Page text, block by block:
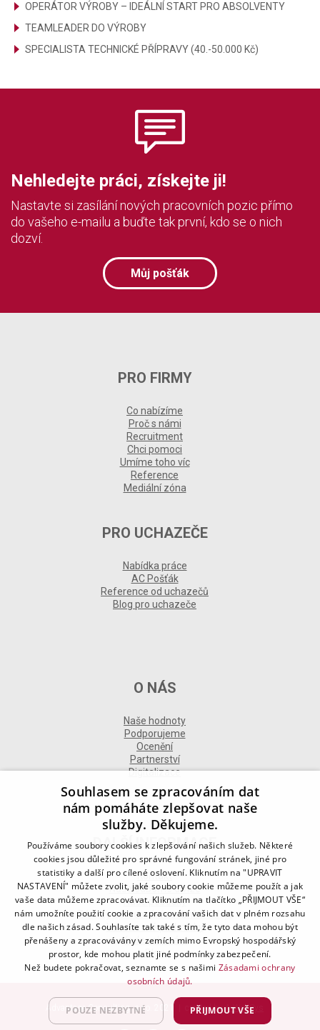
OPERÁTOR VÝROBY – IDEÁLNÍ START PRO ABSOLVENTY
TEAMLEADER DO VÝROBY
SPECIALISTA TECHNICKÉ PŘÍPRAVY (40.-50.000 Kč)
Nehledejte práci, získejte ji!
Nastavte si zasílání nových pracovních pozic přímo
do vašeho e-mailu a buďte tak první, kdo se o nich
dozví.
Můj pošťák
PRO FIRMY
Co nabízíme
Proč s námi
Recruitment
Chci pomoci
Umíme toho víc
Reference
Mediální zóna
PRO UCHAZEČE
Nabídka práce
AC Pošťák
Reference od uchazečů
Blog pro uchazeče
O NÁS
Naše hodnoty
Podporujeme
Ocenění
Partnerství
Digitalizace
DALŠÍ INFORMACE
Kontakt
Naše odborné divize
Naše pobočky
Zásady zpracování osobních údajů
Všeobecné podmínky
Kodex chování
Blog
Advantage Consulting, s.r.o. 2021 | created byA-WebSys
Souhlasem se zpracováním dat
nám pomáháte zlepšovat naše
služby. Děkujeme.
Používáme soubory cookies k zlepšování našich služeb. Některé
cookies jsou důležité pro správné fungování stránek, jiné pro
statistiky a další pro cílené oslovení. Kliknutím na "UPRAVIT
NASTAVENÍ" můžete zvolit, jaké soubory cookie můžeme použít a jak
vaše data můžeme zpracovávat. Kliknutím na tlačítko „PŘIJMOUT VŠE“
nám umožníte použití cookie a zpracování vašich dat v plném rozsahu
dle našich zásad. Souhlasíte tak také s tím, že tyto data mohou být
přenášeny a zpracovávány v zemích mimo Evropský hospodářský
prostor, kde mohou platit jiné podmínky zabezpečení.
Než budete pokračovat, seznamte se s našimi Zásadami ochrany
osobních údajů.
PŘIJMOUT VŠE
POUZE NEZBYTNÉ